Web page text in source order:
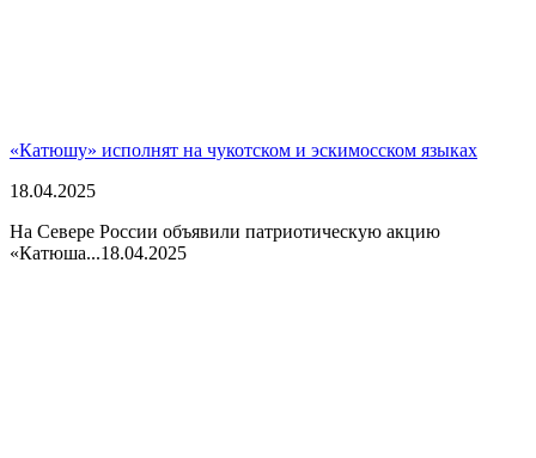
«Катюшу» исполнят на чукотском и эскимосском языках
18.04.2025
На Севере России объявили патриотическую акцию
«Катюша...18.04.2025